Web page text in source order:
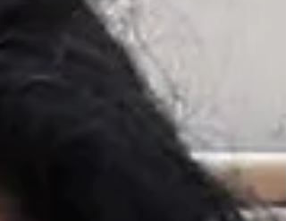
artista a trasformare carta, immagini e
materiali di recupero in opere che
raccontano il mondo con uno sguardo
personale, sensibile, unico. Dall’altra
però, c’è tutto ciò che n